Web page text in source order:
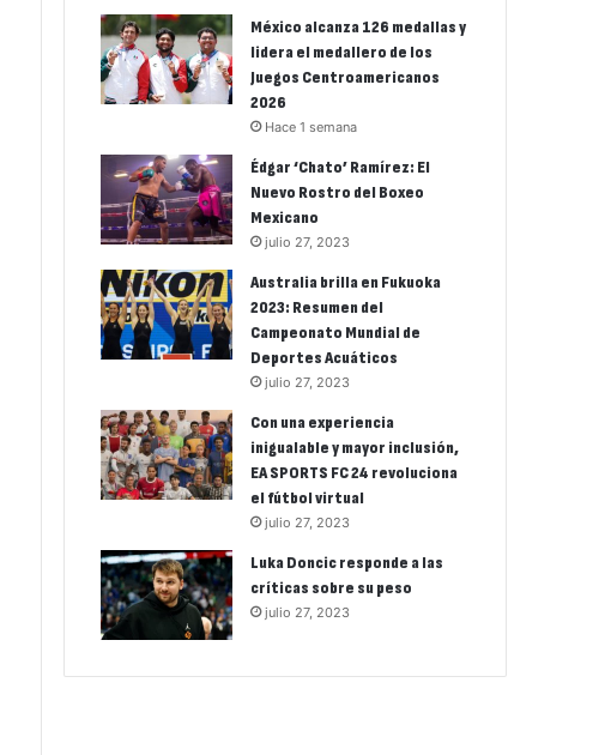
México alcanza 126 medallas y
lidera el medallero de los
Juegos Centroamericanos
2026
Hace 1 semana
Édgar ‘Chato’ Ramírez: El
Nuevo Rostro del Boxeo
Mexicano
julio 27, 2023
Australia brilla en Fukuoka
2023: Resumen del
Campeonato Mundial de
Deportes Acuáticos
julio 27, 2023
Con una experiencia
inigualable y mayor inclusión,
EA SPORTS FC 24 revoluciona
el fútbol virtual
julio 27, 2023
Luka Doncic responde a las
críticas sobre su peso
julio 27, 2023